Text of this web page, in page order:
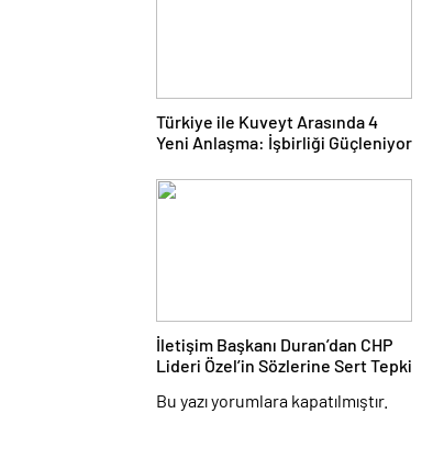
Türkiye ile Kuveyt Arasında 4
Yeni Anlaşma: İşbirliği Güçleniyor
İletişim Başkanı Duran’dan CHP
Lideri Özel’in Sözlerine Sert Tepki
Bu yazı yorumlara kapatılmıştır.